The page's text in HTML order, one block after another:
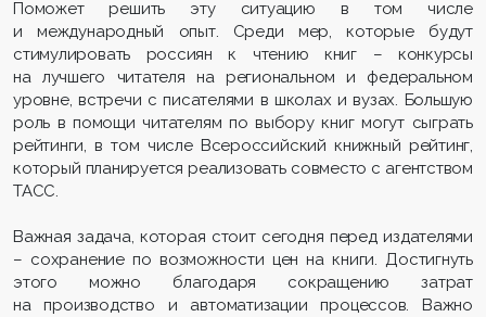
Поможет решить эту ситуацию в том числе
и международный опыт. Среди мер, которые будут
стимулировать россиян к чтению книг – конкурсы
на лучшего читателя на региональном и федеральном
уровне, встречи с писателями в школах и вузах. Большую
роль в помощи читателям по выбору книг могут сыграть
рейтинги, в том числе Всероссийский книжный рейтинг,
который планируется реализовать совместо с агентством
ТАСС.
Важная задача, которая стоит сегодня перед издателями
– сохранение по возможности цен на книги. Достигнуть
этого можно благодаря сокращению затрат
на производство и автоматизации процессов. Важно